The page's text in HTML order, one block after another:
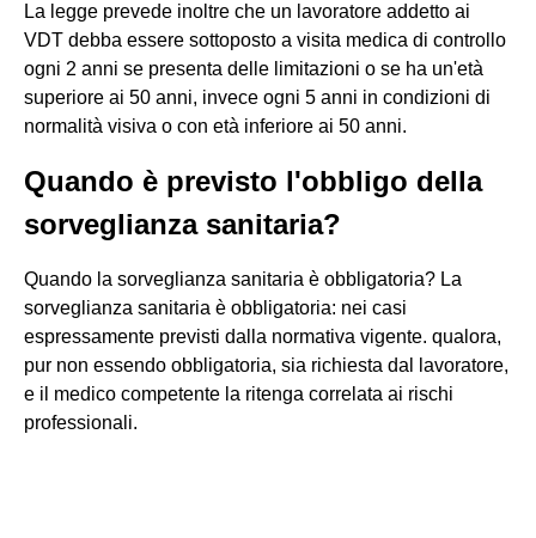
La legge prevede inoltre che un lavoratore addetto ai
VDT debba essere sottoposto a visita medica di controllo
ogni 2 anni se presenta delle limitazioni o se ha un'età
superiore ai 50 anni, invece ogni 5 anni in condizioni di
normalità visiva o con età inferiore ai 50 anni.
Quando è previsto l'obbligo della
sorveglianza sanitaria?
Quando la sorveglianza sanitaria è obbligatoria? La
sorveglianza sanitaria è obbligatoria: nei casi
espressamente previsti dalla normativa vigente. qualora,
pur non essendo obbligatoria, sia richiesta dal lavoratore,
e il medico competente la ritenga correlata ai rischi
professionali.